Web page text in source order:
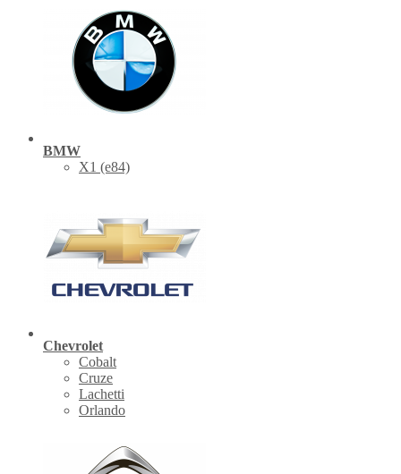
BMW
X1 (е84)
Chevrolet
Cobalt
Cruze
Lachetti
Orlando